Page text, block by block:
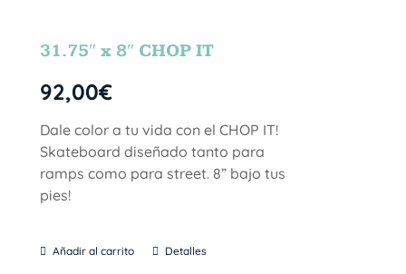
31.75″ x 8″ CHOP IT
92,00€
Dale color a tu vida con el CHOP IT!
Skateboard diseñado tanto para
ramps como para street. 8” bajo tus
pies!
Añadir al carrito Detalles